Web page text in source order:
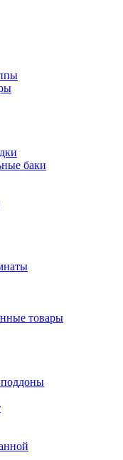
баки
товары